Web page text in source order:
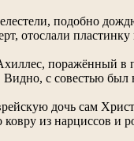
подобно
отослали
поражённый в
с совестью был
дочь сам
ковру из нарциссов и